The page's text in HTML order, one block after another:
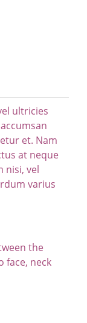
ultricies
et. Nam
at neque
nisi, vel
varius
the
face, neck